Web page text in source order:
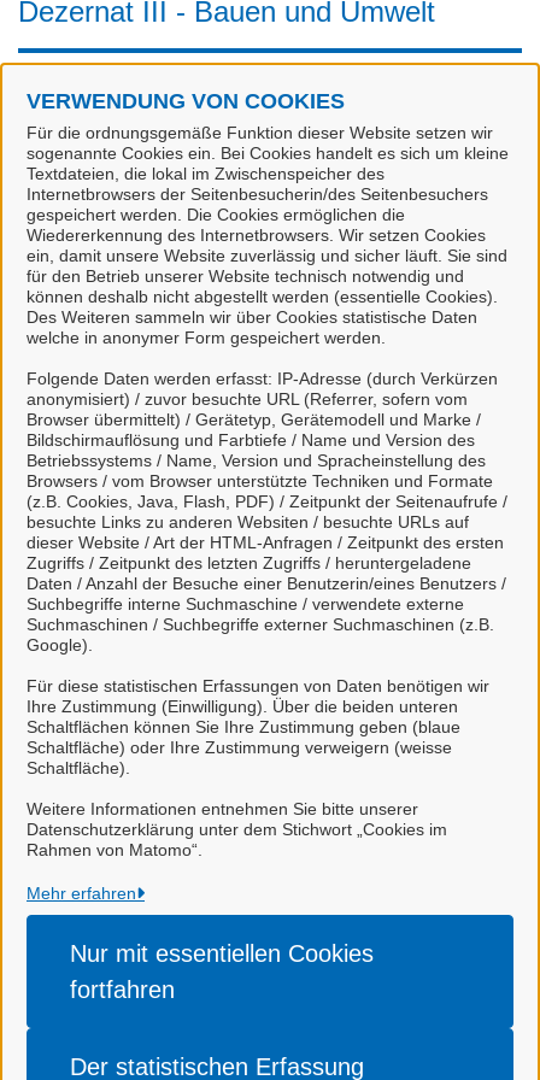
VERWENDUNG VON COOKIES
Für die ordnungsgemäße Funktion dieser Website setzen wir
sogenannte Cookies ein. Bei Cookies handelt es sich um kleine
Textdateien, die lokal im Zwischenspeicher des
Internetbrowsers der Seitenbesucherin/des Seitenbesuchers
gespeichert werden. Die Cookies ermöglichen die
Wiedererkennung des Internetbrowsers. Wir setzen Cookies
ein, damit unsere Website zuverlässig und sicher läuft. Sie sind
für den Betrieb unserer Website technisch notwendig und
können deshalb nicht abgestellt werden (essentielle Cookies).
Des Weiteren sammeln wir über Cookies statistische Daten
welche in anonymer Form gespeichert werden.
Folgende Daten werden erfasst: IP-Adresse (durch Verkürzen
anonymisiert) / zuvor besuchte URL (Referrer, sofern vom
Browser übermittelt) / Gerätetyp, Gerätemodell und Marke /
Bildschirmauflösung und Farbtiefe / Name und Version des
Betriebssystems / Name, Version und Spracheinstellung des
Browsers / vom Browser unterstützte Techniken und Formate
(z.B. Cookies, Java, Flash, PDF) / Zeitpunkt der Seitenaufrufe /
besuchte Links zu anderen Websiten / besuchte URLs auf
dieser Website / Art der HTML-Anfragen / Zeitpunkt des ersten
Zugriffs / Zeitpunkt des letzten Zugriffs / heruntergeladene
Daten / Anzahl der Besuche einer Benutzerin/eines Benutzers /
Suchbegriffe interne Suchmaschine / verwendete externe
Suchmaschinen / Suchbegriffe externer Suchmaschinen (z.B.
Google).
Für diese statistischen Erfassungen von Daten benötigen wir
Ihre Zustimmung (Einwilligung). Über die beiden unteren
Schaltflächen können Sie Ihre Zustimmung geben (blaue
Schaltfläche) oder Ihre Zustimmung verweigern (weisse
Schaltfläche).
Weitere Informationen entnehmen Sie bitte unserer
Datenschutzerklärung unter dem Stichwort „Cookies im
Rahmen von Matomo“.
Mehr erfahren
Nur mit essentiellen Cookies
fortfahren
Der statistischen Erfassung
Dezernat III - Bauen und Umwelt
Standort
Neues Rathaus
Am Französischen Garten 1
29221 Celle
Servicezeiten
Di. 08:00 -16:00Uhr
Mi. 08:00-13:00Uhr
Do. 08:00 -17:00Uhr
Fr. 08:00 - 13:00Uhr
Kontakt
Frau Britta Krone
Zugehörige Einrichtungen
Stadt Celle
Impressum
Datenschutzerklärung